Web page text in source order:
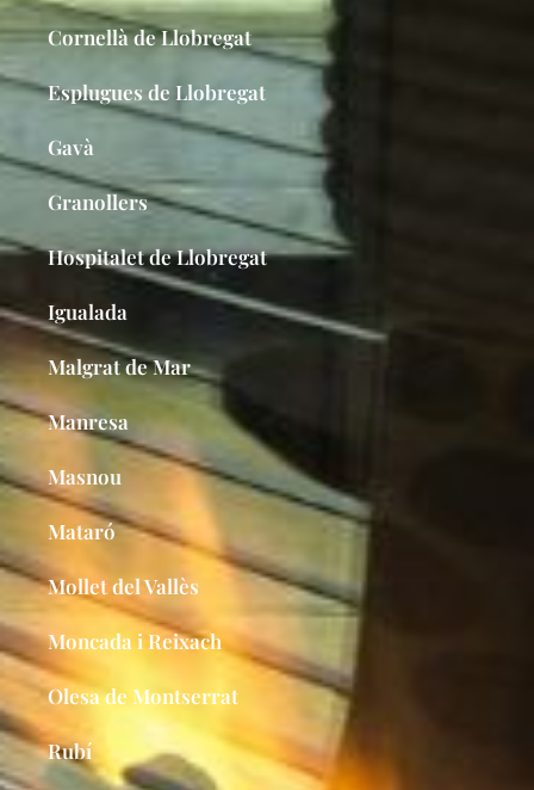
Cornellà de Llobregat
Esplugues de Llobregat
Gavà
Granollers
Hospitalet de Llobregat
Igualada
Malgrat de Mar
Manresa
Masnou
Mataró
Mollet del Vallès
Moncada i Reixach​
Olesa de Montserrat
Rubí